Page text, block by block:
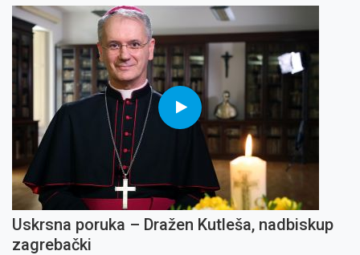
MED26.
Uskrsna poruka – Dražen Kutleša, nadbiskup
zagrebački